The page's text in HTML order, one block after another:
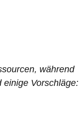
während
einige Vorschläge: